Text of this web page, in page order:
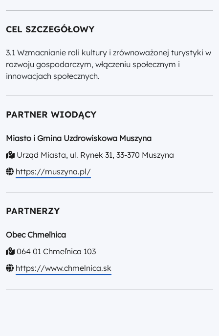
CEL SZCZEGÓŁOWY
3.1 Wzmacnianie roli kultury i zrównoważonej turystyki w
rozwoju gospodarczym, włączeniu społecznym i
innowacjach społecznych.
PARTNER WIODĄCY
Miasto i Gmina Uzdrowiskowa Muszyna
Urząd Miasta, ul. Rynek 31, 33-370 Muszyna
https://muszyna.pl/
PARTNERZY
Obec Chmeľnica
064 01 Chmeľnica 103
https://www.chmelnica.sk